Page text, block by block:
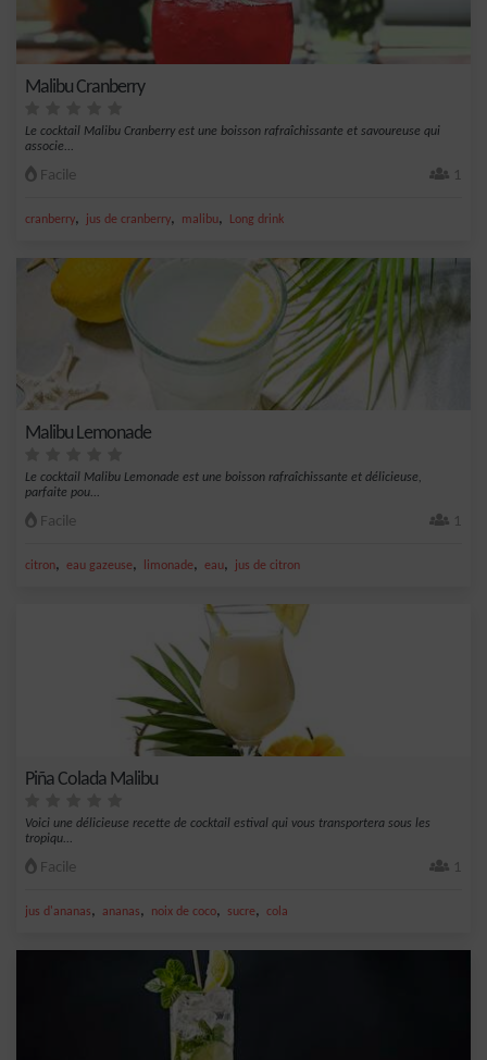
Malibu Cranberry
Le cocktail Malibu Cranberry est une boisson rafraîchissante et savoureuse qui
associe...
Facile 1
cranberry, jus de cranberry, malibu, Long drink
Malibu Lemonade
Le cocktail Malibu Lemonade est une boisson rafraîchissante et délicieuse,
parfaite pou...
Facile 1
citron, eau gazeuse, limonade, eau, jus de citron
Piña Colada Malibu
Voici une délicieuse recette de cocktail estival qui vous transportera sous les
tropiqu...
Facile 1
jus d'ananas, ananas, noix de coco, sucre, cola